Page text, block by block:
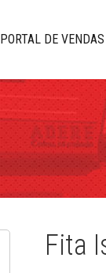
PORTAL DE VENDAS
Fita